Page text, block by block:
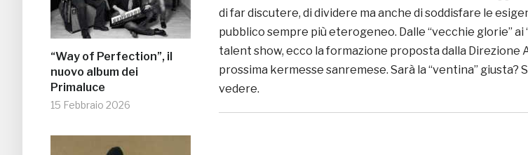
“Way of Perfection”, il
nuovo album dei
Primaluce
15 Febbraio 2026
di far discutere, di dividere ma anche di soddisfare le
pubblico sempre più eterogeneo. Dalle “vecchie glorie” ai
talent show, ecco la formazione proposta dalla Direzione
prossima kermesse sanremese. Sarà la “ventina” giusta?
vedere.